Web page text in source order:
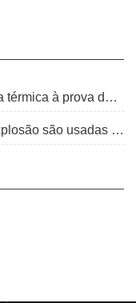
1. Quais são os problemas da câmera térmica à prova de explosão na aplicação prática?
2. As câmeras térmicas à prova de explosão são usadas principalmente em indústrias